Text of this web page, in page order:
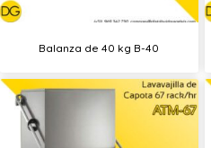
Balanza de 40 kg B-40